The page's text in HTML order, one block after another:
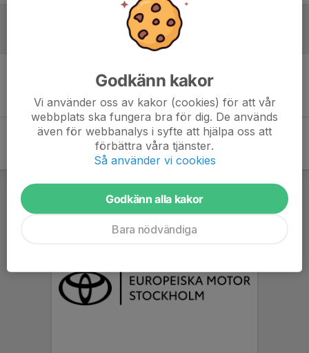
Inget skrivet
Godkänn kakor
Vi använder oss av kakor (cookies) för att vår
webbplats ska fungera bra för dig. De används
även för webbanalys i syfte att hjälpa oss att
förbättra våra tjänster.
Så använder vi cookies
Godkänn alla kakor
Bara nödvändiga